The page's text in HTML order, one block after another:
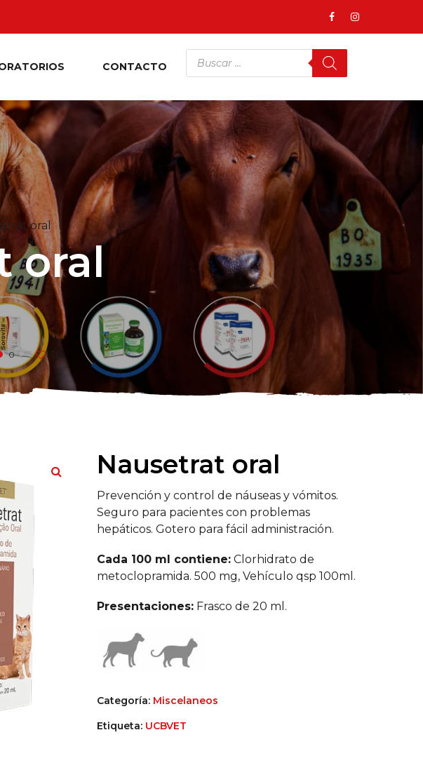
CONTACTO
oral
oral
0
Nausetrat oral
Prevención y control de náuseas y vómitos.
Seguro para pacientes con problemas
hepáticos. Gotero para fácil administración.
Cada 100 ml contiene: Clorhidrato de
metoclopramida. 500 mg, Vehículo qsp 100ml.
Presentaciones: Frasco de 20 ml.
Categoría: Miscelaneos
Etiqueta: UCBVET